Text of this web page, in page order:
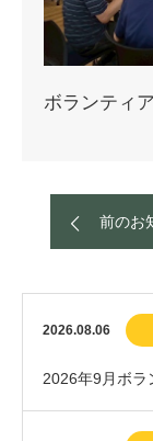
ボランティ
前のお
2026.08.06
2026年9月ボラ